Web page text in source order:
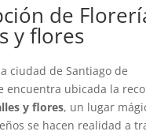
de
y flores
ciudad de Santiago de
encuentra ubicada la
y flores, un lugar
se hacen realidad a